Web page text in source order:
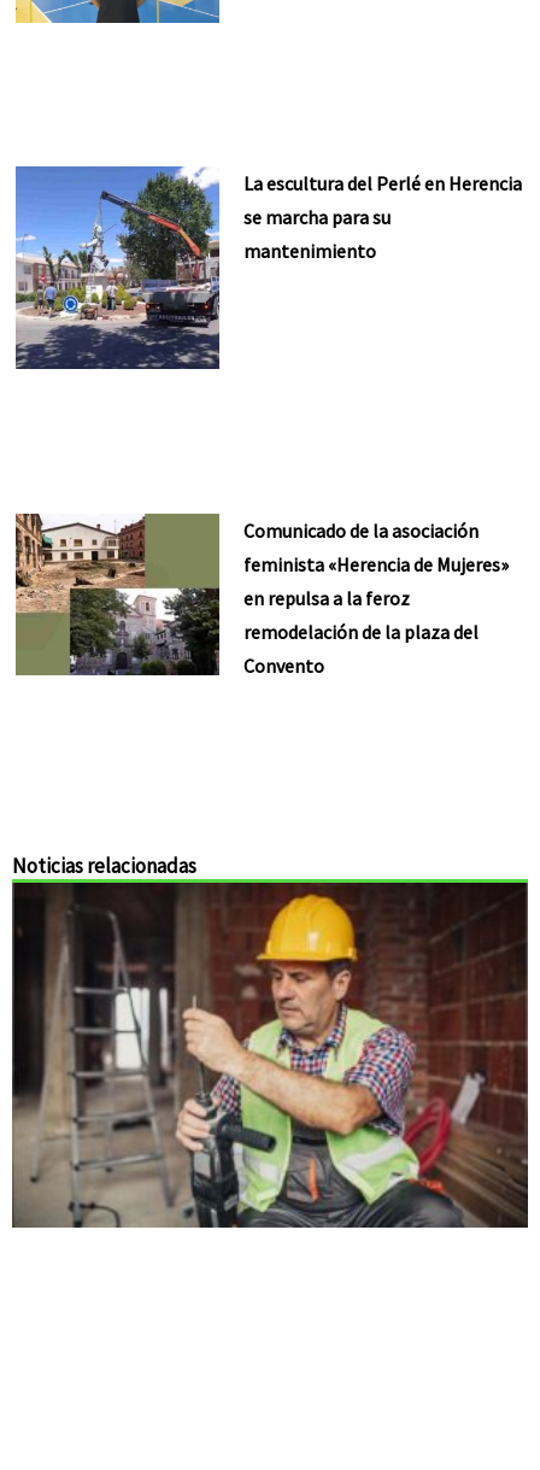
La escultura del Perlé en Herencia
se marcha para su
mantenimiento
Comunicado de la asociación
feminista «Herencia de Mujeres»
en repulsa a la feroz
remodelación de la plaza del
Convento
Noticias relacionadas